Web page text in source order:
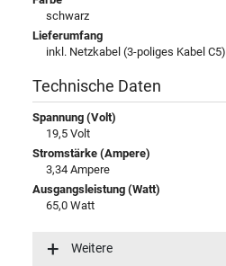
schwarz
Lieferumfang
inkl. Netzkabel (3-poliges Kabel C5)
Technische Daten
Spannung (Volt)
19,5 Volt
Stromstärke (Ampere)
3,34 Ampere
Ausgangsleistung (Watt)
65,0 Watt
100-240V / 50-60Hz
Weitere